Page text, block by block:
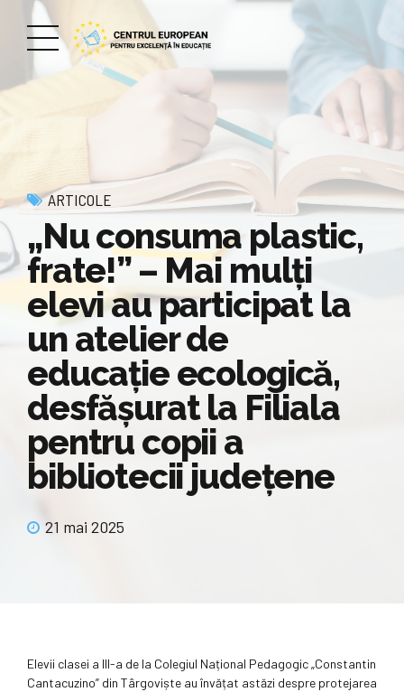
ARTICOLE
„Nu consuma plastic,
frate!” – Mai mulți
elevi au participat la
un atelier de
educație ecologică,
desfășurat la Filiala
pentru copii a
bibliotecii județene
21 mai 2025
Elevii clasei a III-a de la Colegiul Național Pedagogic „Constantin
Cantacuzino” din Târgoviște au învățat astăzi despre protejarea